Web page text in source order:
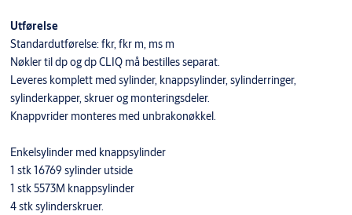
Utførelse
Standardutførelse: fkr, fkr m, ms m
Nøkler til dp og dp CLIQ må bestilles separat.
Leveres komplett med sylinder, knappsylinder, sylinderringer,
sylinderkapper, skruer og monteringsdeler.
Knappvrider monteres med unbrakonøkkel.
Enkelsylinder med knappsylinder
1 stk 16769 sylinder utside
1 stk 5573M knappsylinder
4 stk sylinderskruer.